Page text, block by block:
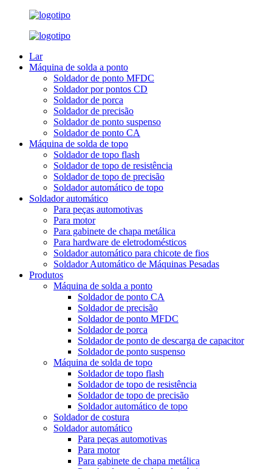
Lar
Máquina de solda a ponto
Soldador de ponto MFDC
Soldador por pontos CD
Soldador de porca
Soldador de precisão
Soldador de ponto suspenso
Soldador de ponto CA
Máquina de solda de topo
Soldador de topo flash
Soldador de topo de resistência
Soldador de topo de precisão
Soldador automático de topo
Soldador automático
Para peças automotivas
Para motor
Para gabinete de chapa metálica
Para hardware de eletrodomésticos
Soldador automático para chicote de fios
Soldador Automático de Máquinas Pesadas
Produtos
Máquina de solda a ponto
Soldador de ponto CA
Soldador de precisão
Soldador de ponto MFDC
Soldador de porca
Soldador de ponto de descarga de capacitor
Soldador de ponto suspenso
Máquina de solda de topo
Soldador de topo flash
Soldador de topo de resistência
Soldador de topo de precisão
Soldador automático de topo
Soldador de costura
Soldador automático
Para peças automotivas
Para motor
Para gabinete de chapa metálica